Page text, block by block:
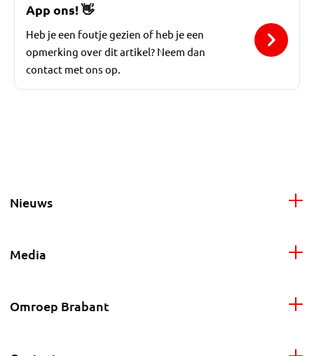
App ons!👋
Heb je een foutje gezien of heb je een
opmerking over dit artikel? Neem dan
contact met ons op.
Nieuws
Media
Omroep Brabant